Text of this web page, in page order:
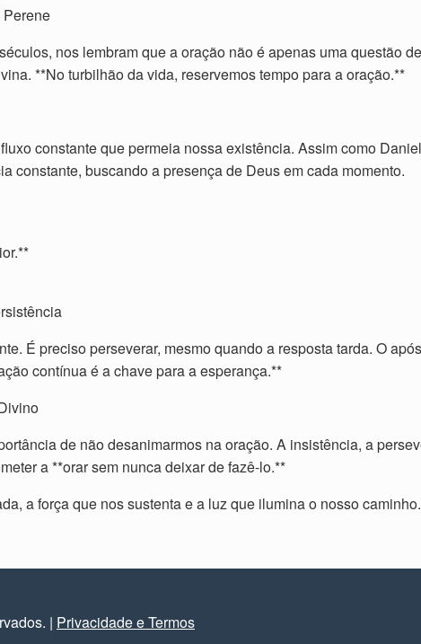
nos lembram que a oração não é apenas uma questão
**No turbilhão da vida, reservemos tempo para a oração.**
constante que permeia nossa existência. Assim como
constante, buscando a presença de Deus em cada momento.
É preciso perseverar, mesmo quando a resposta tarda. O
contínua é a chave para a esperança.**
de não desanimarmos na oração. A insistência, a
a **orar sem nunca deixar de fazê-lo.**
a força que nos sustenta e a luz que ilumina o nosso caminho.
| Privacidade e Termos